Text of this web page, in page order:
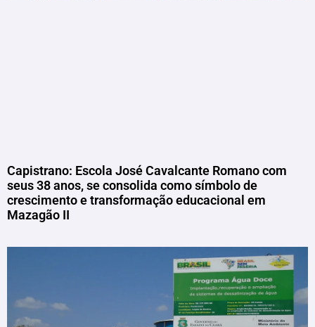
Capistrano: Escola José Cavalcante Romano com
seus 38 anos, se consolida como símbolo de
crescimento e transformação educacional em
Mazagão II